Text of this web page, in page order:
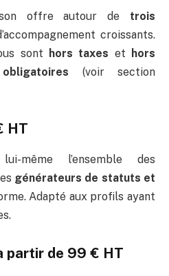
offre autour de trois
croissants.
sont
hors taxes et
hors
(voir section
HT
même l’ensemble des
générateurs de statuts et
Adapté aux profils ayant
partir de 99 € HT